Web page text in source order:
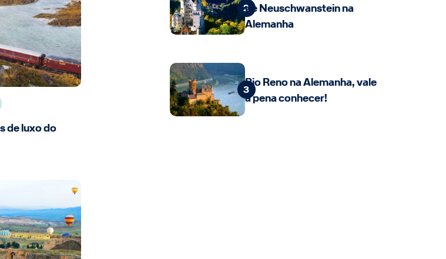
de luxo do
2de Neuschwanstein na
Alemanha
3
Rio Reno na Alemanha, vale
a pena conhecer!